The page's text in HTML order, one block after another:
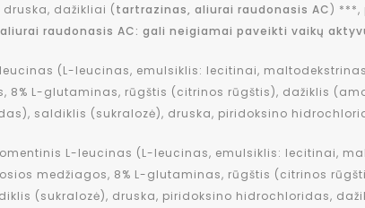
dažikliai (tartrazinas, aliurai raudonasis AC) ***,
raudonasis AC: gali neigiamai paveikti vaikų
(L-leucinas, emulsiklis: lecitinai,
8% L-glutaminas, rūgštis (citrinos rūgštis), dažiklis
saldiklis (sukralozė), druska, piridoksino
L-leucinas (L-leucinas, emulsiklis: lecitinai,
medžiagos, 8% L-glutaminas, rūgštis (citrinos
(sukralozė), druska, piridoksino hidrochloridas,